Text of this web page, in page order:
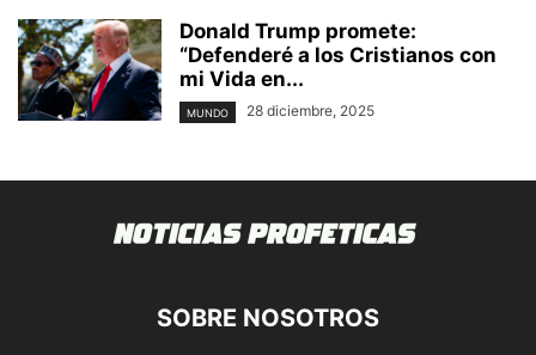
Donald Trump promete:
“Defenderé a los Cristianos con
mi Vida en...
MUNDO 28 diciembre, 2025
SOBRE NOSOTROS